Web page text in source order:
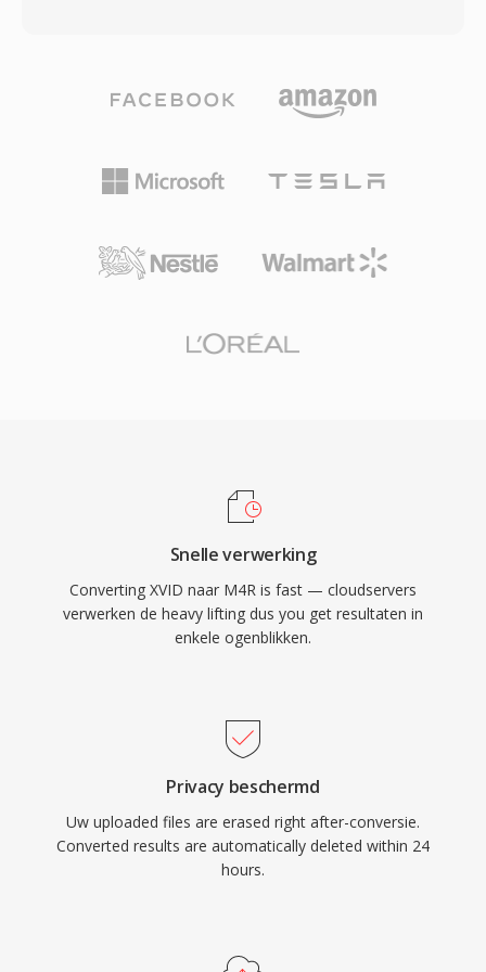
kwantisatiematrices. Xvid-gecodeerde video
wordt doorgaans opgeslagen in AVI-containers,
formaten kan worden gewikkeld. De codec
zelfstandige dvd-spelers en mediaapparaten
die DivX-weergave ondersteunen, aangezien
standaard delen. Cross-platform
Hoewel H.264 en nieuwere codecs MPEG-4
ASP grotendeels hebben vervangen voor
compatibiliteit met oudere hardware en in
legacy-mediacollecties.
encoderinfrastructuur beltonen kon produceren
aparte extensie voorkomt dat gewone
muziekbestanden in de beltoonkiezer
M4R omvat het coderen van één kort
bestand. iTunes (of Apple Music op recente
beltoon met iOS-instellingen voor oproepen,
voordelen zijn moeiteloze implementatie op
elke iPhone via iTunes-synchronisatie of
AirDrop, hoogwaardige weergave dankzij de
AAC-codec zelfs bij kleine bestandsgroottes en
identificatie van bellers.
Snelle verwerking
Converting XVID naar M4R is fast — cloudservers
verwerken de heavy lifting dus you get resultaten in
enkele ogenblikken.
Privacy beschermd
Uw uploaded files are erased right after-conversie.
Converted results are automatically deleted within 24
hours.